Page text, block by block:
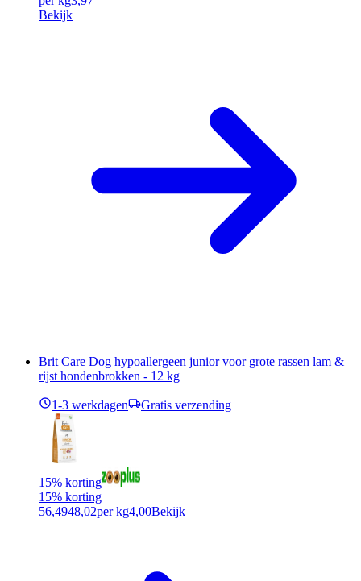
Bekijk
Brit Care Dog hypoallergeen junior voor grote rassen lam &
rijst hondenbrokken - 12 kg
1-3 werkdagen Gratis verzending
15% korting
15% korting
56,4948,02per kg4,00Bekijk